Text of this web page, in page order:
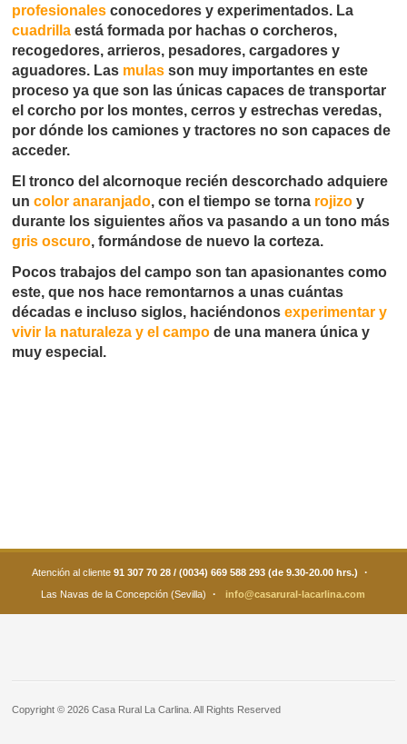
profesionales conocedores y experimentados. La
cuadrilla está formada por hachas o corcheros,
recogedores, arrieros, pesadores, cargadores y
aguadores. Las mulas son muy importantes en este
proceso ya que son las únicas capaces de transportar
el corcho por los montes, cerros y estrechas veredas,
por dónde los camiones y tractores no son capaces de
acceder.
El tronco del alcornoque recién descorchado adquiere
uncolor anaranjado, con el tiempo se torna rojizo y
durante los siguientes años va pasando a un tono más
gris oscuro, formándose de nuevo la corteza.
Pocos trabajos del campo son tan apasionantes como
este, que nos hace remontarnos a unas cuántas
décadas e incluso siglos, haciéndonos experimentar y
vivir la naturaleza y el campo de una manera única y
muy especial.
Atención al cliente 91 307 70 28 / (0034) 669 588 293 (de 9.30-20.00 hrs.) ·
Las Navas de la Concepción (Sevilla) · info@casarural-lacarlina.com
Copyright © 2026 Casa Rural La Carlina. All Rights Reserved